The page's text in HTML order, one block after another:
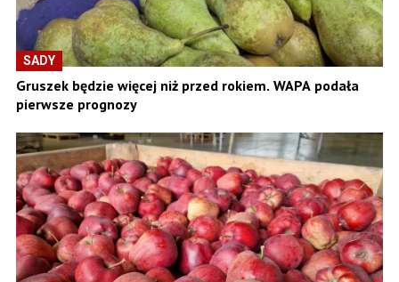
SADY
Gruszek będzie więcej niż przed rokiem. WAPA podała
pierwsze prognozy